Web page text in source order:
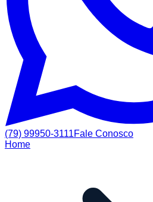
(79) 99950-3111Fale Conosco
Home